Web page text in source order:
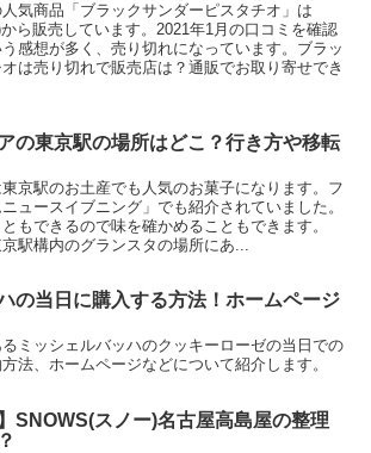
気商品「ブラックサンダーピスタチオ」は
ら販売しています。2021年1月の口コミを確認
感想が多く、売り切れになっています。ブラッ
は売り切れで販売店は？通販でお取り寄せでき
の東京駅の場所はどこ？行き方や移転
京駅のお土産でも人気のお菓子になります。フ
ュースイブニング」でも紹介されていました。
もできるので味を確かめることもできます。
駅構内のグランスタの場所にあ...
の当日に購入する方法！ホームページ
ミッシェルバッハのクッキーローゼの当日での
法、ホームページなどについて紹介します。
SNOWS(スノー)名古屋高島屋の整理